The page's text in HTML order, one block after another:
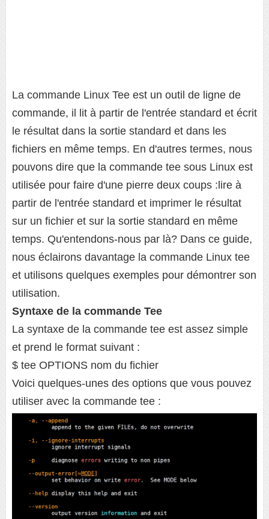
La commande Linux Tee est un outil de ligne de
commande, il lit à partir de l'entrée standard et écrit
le résultat dans la sortie standard et dans les
fichiers en même temps. En d'autres termes, nous
pouvons dire que la commande tee sous Linux est
utilisée pour faire d'une pierre deux coups :lire à
partir de l'entrée standard et imprimer le résultat
sur un fichier et sur la sortie standard en même
temps. Qu'entendons-nous par là? Dans ce guide,
nous éclairons davantage la commande Linux tee
et utilisons quelques exemples pour démontrer son
utilisation.
Syntaxe de la commande Tee
La syntaxe de la commande tee est assez simple
et prend le format suivant :
$ tee OPTIONS nom du fichier
Voici quelques-unes des options que vous pouvez
utiliser avec la commande tee :